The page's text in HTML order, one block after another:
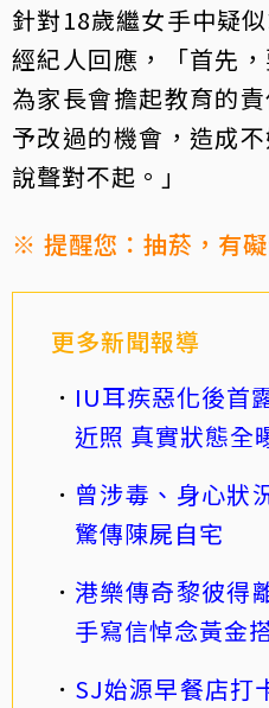
針對18歲繼女手中疑
經紀人回應，「首先
為家長會擔起教育的
予改過的機會，造成
說聲對不起。」
※ 提醒您：抽菸，有
更多新聞報導
IU耳疾惡化後首
近照 真實狀態全
曾涉毒、身心狀
驚傳陳屍自宅
港樂傳奇黎彼得
手寫信悼念黃金
SJ始源早餐店打